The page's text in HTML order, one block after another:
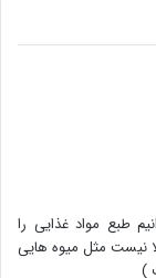
طبع مواد غذایی را
نیست مثل میوه هایی
)